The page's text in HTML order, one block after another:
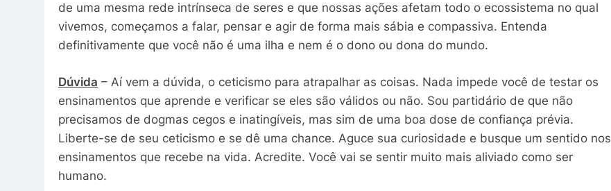
de uma mesma rede intrínseca de seres e que nossas ações afetam todo o ecossistema no qual
vivemos, começamos a falar, pensar e agir de forma mais sábia e compassiva. Entenda
definitivamente que você não é uma ilha e nem é o dono ou dona do mundo.
Dúvida – Aí vem a dúvida, o ceticismo para atrapalhar as coisas. Nada impede você de testar os
ensinamentos que aprende e verificar se eles são válidos ou não. Sou partidário de que não
precisamos de dogmas cegos e inatingíveis, mas sim de uma boa dose de confiança prévia.
Liberte-se de seu ceticismo e se dê uma chance. Aguce sua curiosidade e busque um sentido nos
ensinamentos que recebe na vida. Acredite. Você vai se sentir muito mais aliviado como ser
humano.